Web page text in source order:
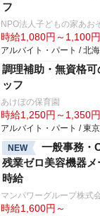
フ
NPO法人子どもの家あお
時給1,080円～1,100円
アルバイト・パート / 北
調理補助・無資格
ッフ
あけぼの保育園
時給1,250円～1,350円
アルバイト・パート / 東
NEW
一般事務・
残業ゼロ美容機器
時給
マンパワーグループ株式
時給1,600円～